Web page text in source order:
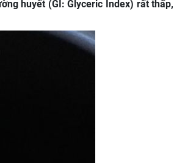
huyết (GI: Glyceric Index) rất